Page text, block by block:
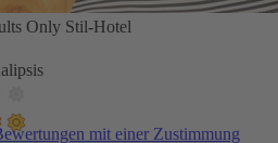
Only Stil-Hotel
mit einer Zustimmung